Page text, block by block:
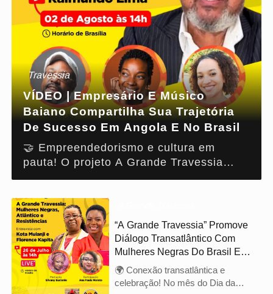
Travessia
VÍDEO | Empresário E Músico
Baiano Compartilha Sua Trajetória
De Sucesso Em Angola E No Brasil
🤝 Empreendedorismo e cultura em
pauta! O projeto A Grande Travessia
convida para uma roda de conversa
(@rallieoficial), empresário baiano que
preside a Associação dos Empresários
Brasileiros em Angola (AEBRAN)
(aebran.oficial) e a Câmara de Comércio
Angola-Brasil (CCAB)
(@camaraangolabrasil).
“A Grande Travessia” Promove
Diálogo Transatlântico Com
Mulheres Negras Do Brasil E
Angola
🌍 Conexão transatlântica e
celebração! No mês do Dia da